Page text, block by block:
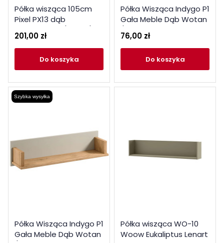
Półka wisząca 105cm
Pixel PX13 dąb
szary
201,00 zł
do koszyka
Półka Wisząca Indygo P1
Gała Meble Dąb Wotan
76,00 zł
do koszyka
Szybka wysyłka
Półka Wisząca Indygo P1
Gała Meble Dąb Wotan
Półka wisząca WO-10
Woow Eukaliptus Lenart